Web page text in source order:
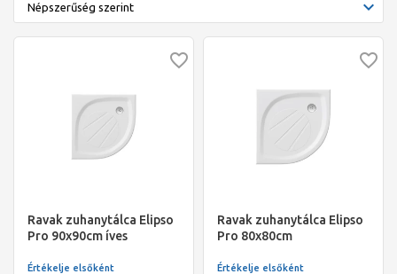
Ravak zuhanytálca Elipso
Pro 90x90cm íves
Értékelje elsőként
Ravak zuhanytálca Elipso
Pro 80x80cm
Értékelje elsőként